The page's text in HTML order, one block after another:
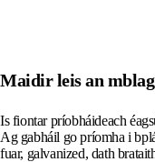
Maidir leis an mblag
Is fiontar príobháideach
Ag gabháil go príomha i
fuar, galvanized, dath